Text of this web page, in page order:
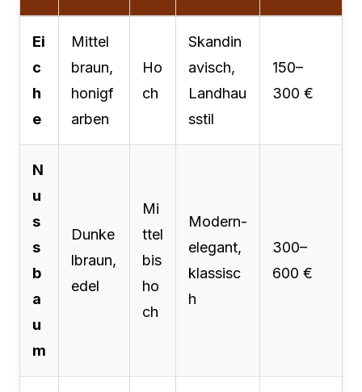
Ei
c
h
e
Mittel
braun,
honigf
arben
Ho
ch
Skandin
avisch,
Landhau
sstil
150–
300 €
N
u
s
s
b
a
u
m
Dunke
lbraun,
edel
Mi
ttel
bis
ho
ch
Modern-
elegant,
klassisc
h
300–
600 €